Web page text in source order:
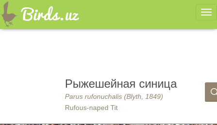
Рыжешейная синица
Parus rufonuchalis (Blyth, 1849)
Rufous-naped Tit